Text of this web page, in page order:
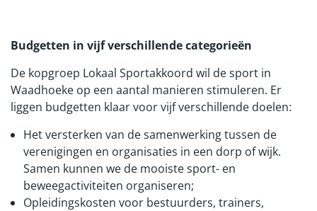
Budgetten in vijf verschillende categorieën
De kopgroep Lokaal Sportakkoord wil de sport in
Waadhoeke op een aantal manieren stimuleren. Er
liggen budgetten klaar voor vijf verschillende doelen:
Het versterken van de samenwerking tussen de
verenigingen en organisaties in een dorp of wijk.
Samen kunnen we de mooiste sport- en
beweegactiviteiten organiseren;
Opleidingskosten voor bestuurders, trainers,